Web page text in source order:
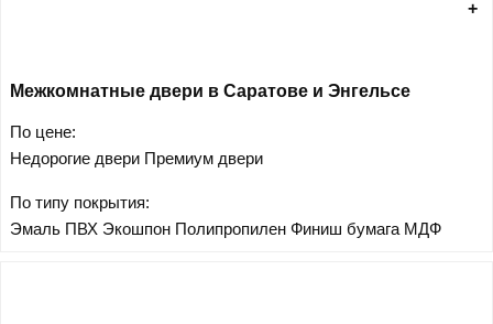
Межкомнатные двери в Саратове и Энгельсе
По цене:
Недорогие двери Премиум двери
По типу покрытия:
Эмаль ПВХ Экошпон Полипропилен Финиш бумага МДФ